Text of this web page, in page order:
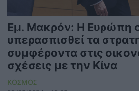
Εμ. Μακρόν: Η Ευρώπη
υπερασπισθεί τα
συμφέροντα στις
σχέσεις με την Κίνα
ΚΟΣΜΟΣ